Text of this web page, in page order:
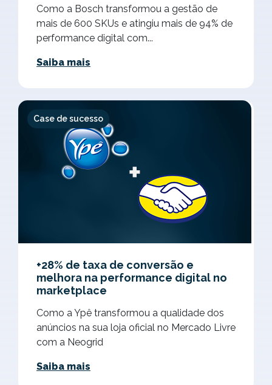
Como a Bosch transformou a gestão de
mais de 600 SKUs e atingiu mais de 94% de
performance digital com...
Saiba mais
Case de sucesso
+28% de taxa de conversão e
melhora na performance digital no
marketplace
Como a Ypê transformou a qualidade dos
anúncios na sua loja oficial no Mercado Livre
com a Neogrid
Saiba mais